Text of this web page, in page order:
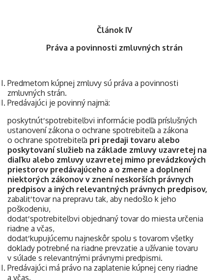
Článok IV
Práva a povinnosti zmluvných strán
Predmetom kúpnej zmluvy sú práva a povinnosti
zmluvných strán.
Predávajúci je povinný najmä:
poskytnúť spotrebiteľovi informácie podľa príslušných
ustanovení zákona o ochrane spotrebiteľa a zákona
o ochrane spotrebiteľa pri predaji tovaru alebo
poskytovaní služieb na základe zmluvy uzavretej na
diaľku alebo zmluvy uzavretej mimo prevádzkových
priestorov predávajúceho a o zmene a doplnení
niektorých zákonov v znení neskorších právnych
predpisov a iných relevantných právnych predpisov,
zabaliť tovar na prepravu tak, aby nedošlo k jeho
poškodeniu,
dodať spotrebiteľovi objednaný tovar do miesta určenia
riadne a včas,
dodať kupujúcemu najneskôr spolu s tovarom všetky
doklady potrebné na riadne prevzatie a užívanie tovaru
v súlade s relevantnými právnymi predpismi.
Predávajúci má právo na zaplatenie kúpnej ceny riadne
a včas.